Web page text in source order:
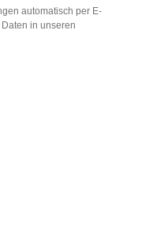
automatisch per E-
in unseren